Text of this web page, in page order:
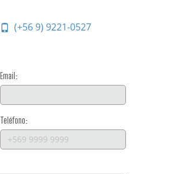
(+56 9) 9221-0527
Email:
Teléfono: